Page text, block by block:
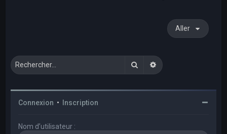
Aller
RechercherRecherche avancée
Connexion • Inscription
Nom d’utilisateur :